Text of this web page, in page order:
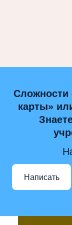
Сложности
карты»
Написать